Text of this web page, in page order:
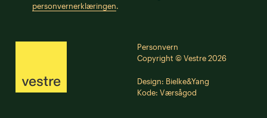
personvernerklæringen.
Personvern
Copyright © Vestre 2026
Design: Bielke&Yang
Kode: Værsågod